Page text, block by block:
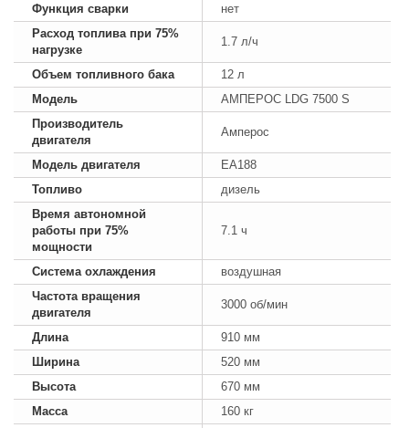
Функция сварки
нет
Расход топлива при 75%
нагрузке
1.7 л/ч
Объем топливного бака
12 л
Модель
АМПЕРОС LDG 7500 S
Производитель
двигателя
Амперос
Модель двигателя
EA188
Топливо
дизель
Время автономной
работы при 75%
мощности
7.1 ч
Система охлаждения
воздушная
Частота вращения
двигателя
3000 об/мин
Длина
910 мм
Ширина
520 мм
Высота
670 мм
Масса
160 кг